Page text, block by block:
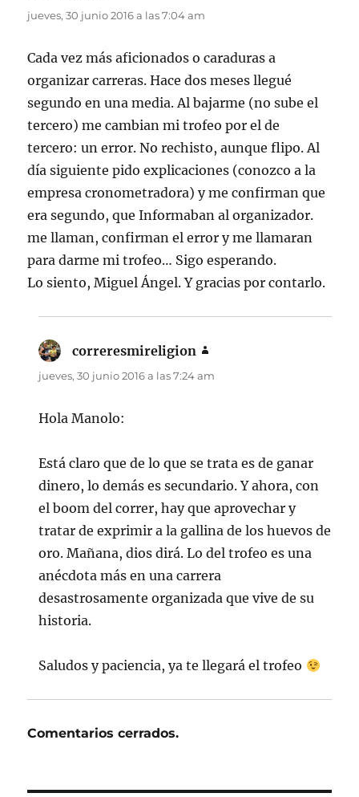
jueves, 30 junio 2016 a las 7:04 am
Cada vez más aficionados o caraduras a
organizar carreras. Hace dos meses llegué
segundo en una media. Al bajarme (no sube el
tercero) me cambian mi trofeo por el de
tercero: un error. No rechisto, aunque flipo. Al
día siguiente pido explicaciones (conozco a la
empresa cronometradora) y me confirman que
era segundo, que Informaban al organizador.
me llaman, confirman el error y me llamaran
para darme mi trofeo… Sigo esperando.
Lo siento, Miguel Ángel. Y gracias por contarlo.
correresmireligion
jueves, 30 junio 2016 a las 7:24 am
Hola Manolo:
Está claro que de lo que se trata es de ganar
dinero, lo demás es secundario. Y ahora, con
el boom del correr, hay que aprovechar y
tratar de exprimir a la gallina de los huevos de
oro. Mañana, dios dirá. Lo del trofeo es una
anécdota más en una carrera
desastrosamente organizada que vive de su
historia.
Saludos y paciencia, ya te llegará el trofeo
Comentarios cerrados.